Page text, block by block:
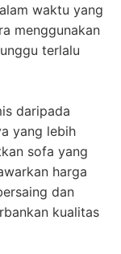
waktu yang
menggunakan
terlalu
daripada
yang lebih
sofa yang
harga
dan
kualitas